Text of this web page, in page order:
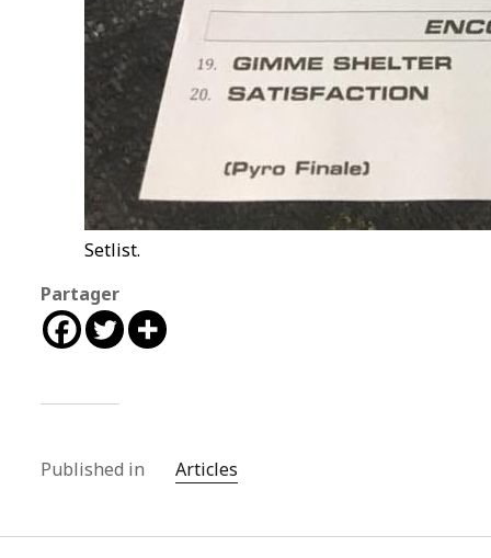
Setlist.
Partager
Published in Articles